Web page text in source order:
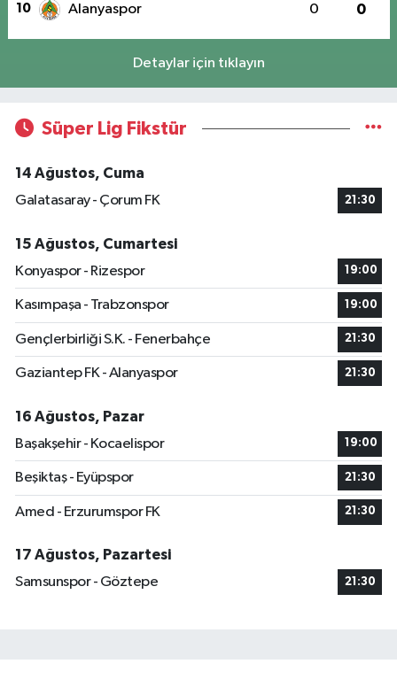
10 Alanyaspor 0 0
Detaylar için tıklayın
Süper Lig Fikstür
14 Ağustos, Cuma
Galatasaray - Çorum FK
21:30
15 Ağustos, Cumartesi
Konyaspor - Rizespor
19:00
Kasımpaşa - Trabzonspor 19:00
Gençlerbirliği S.K. - Fenerbahçe 21:30
Gaziantep FK - Alanyaspor 21:30
16 Ağustos, Pazar
Başakşehir - Kocaelispor
19:00
Beşiktaş - Eyüpspor 21:30
Amed - Erzurumspor FK 21:30
17 Ağustos, Pazartesi
Samsunspor - Göztepe
21:30